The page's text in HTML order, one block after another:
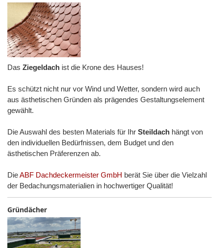
Das Ziegeldach ist die Krone des Hauses!
Es schützt nicht nur vor Wind und Wetter, sondern wird auch
aus ästhetischen Gründen als prägendes Gestaltungselement
gewählt.
Die Auswahl des besten Materials für Ihr Steildach hängt von
den individuellen Bedürfnissen, dem Budget und den
ästhetischen Präferenzen ab.
DieABF Dachdeckermeister GmbH berät Sie über die Vielzahl
der Bedachungsmaterialien in hochwertiger Qualität!
Gründächer